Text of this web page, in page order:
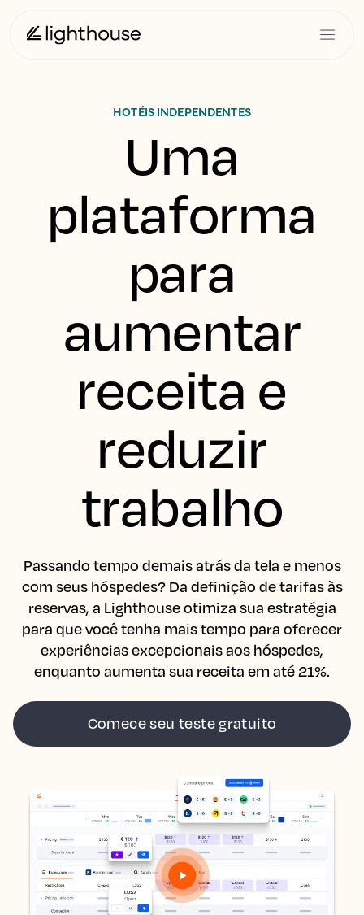
HOTÉIS INDEPENDENTES
Uma
plataforma
para
aumentar
receita e
reduzir
trabalho
Passando tempo demais atrás da tela e menos
com seus hóspedes? Da definição de tarifas às
reservas, a Lighthouse otimiza sua estratégia
para que você tenha mais tempo para oferecer
experiências excepcionais aos hóspedes,
enquanto aumenta sua receita em até 21%.
Comece seu teste gratuito